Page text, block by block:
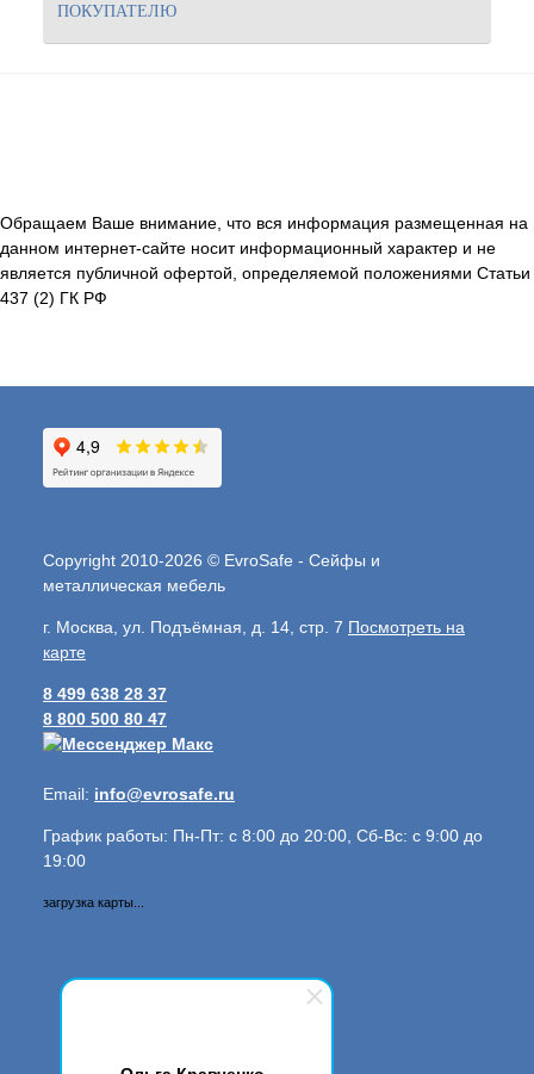
ПОКУПАТЕЛЮ
Обращаем Ваше внимание, что вся информация размещенная на
данном интернет-сайте носит информационный характер и не
является публичной офертой, определяемой положениями Статьи
437 (2) ГК РФ
Copyright 2010-2026 © EvroSafe - Сейфы и
металлическая мебель
г. Москва, ул. Подъёмная, д. 14, стр. 7 Посмотреть на
карте
8 499 638 28 37
8 800 500 80 47
Email: info@evrosafe.ru
График работы: Пн-Пт: с 8:00 до 20:00, Сб-Вс: с 9:00 до
19:00
загрузка карты...